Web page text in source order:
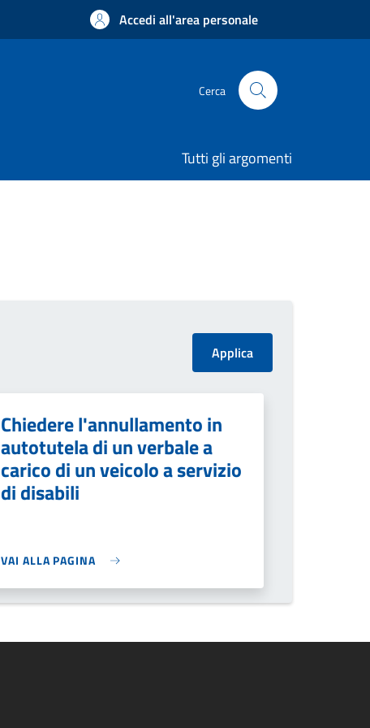
Accedi all'area personale
Cerca
Tutti gli argomenti
Chiedere l'annullamento in
autotutela di un verbale a
carico di un veicolo a servizio
di disabili
VAI ALLA PAGINA